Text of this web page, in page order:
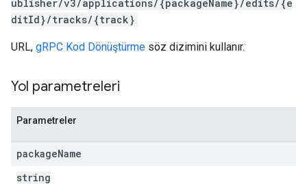
ublisher/v3/applications/{packageName}/edits/{e
ditId}/tracks/{track}
URL, gRPC Kod Dönüştürme söz dizimini kullanır.
Yol parametreleri
Parametreler
packageName
string